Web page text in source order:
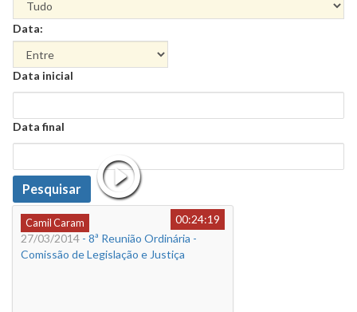
Data:
Data
Data inicial
Data
Data final
Data
Pesquisar
Camil Caram
00:24:19
27/03/2014 - 8ª Reunião Ordinária -
Comissão de Legislação e Justiça